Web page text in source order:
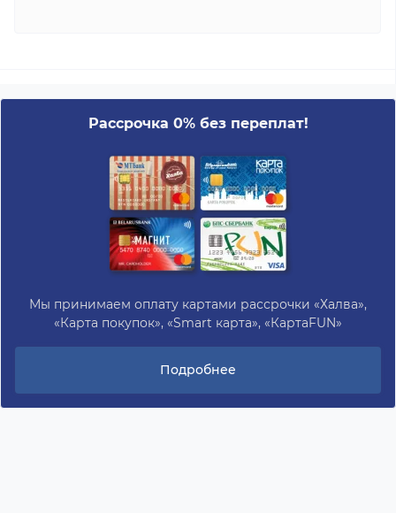
Рассрочка 0% без переплат!
Мы принимаем оплату картами рассрочки «Халва»,
«Карта покупок», «Smart карта», «КартаFUN»
Подробнее